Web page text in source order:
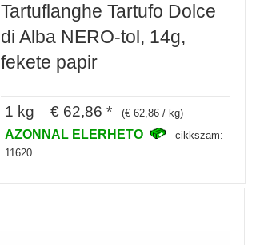
Tartuflanghe Tartufo Dolce
di Alba NERO-tol, 14g,
fekete papir
1 kg € 62,86 * (€ 62,86 / kg)
AZONNAL ELERHETO
cikkszam:
11620